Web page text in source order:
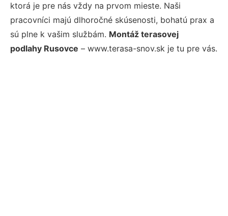
ktorá je pre nás vždy na prvom mieste. Naši
pracovníci majú dlhoročné skúsenosti, bohatú prax a
sú plne k vašim službám. Montáž terasovej
podlahy Rusovce – www.terasa-snov.sk je tu pre vás.